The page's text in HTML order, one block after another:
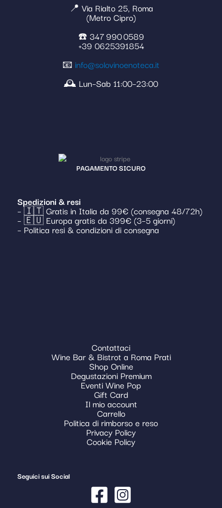
📍 Via Rialto 25, Roma
(Metro Cipro)
☎️ 347 990 0589
+39 0625391854
📧 info@solovinoenoteca.it
🕰️ Lun–Sab 11:00–23:00
PAGAMENTO SICURO
Spedizioni & resi
– 🇮🇹 Gratis in Italia da 99€ (consegna 48/72h)
– 🇪🇺 Europa gratis da 399€ (3–5 giorni)
– Politica resi & condizioni di consegna
Contattaci
Wine Bar & Bistrot a Roma Prati
Shop Online
Degustazioni Premium
Eventi Wine Pop
Gift Card
Il mio account
Carrello
Politica di rimborso e reso
Privacy Policy
Cookie Policy
Seguici sui Social